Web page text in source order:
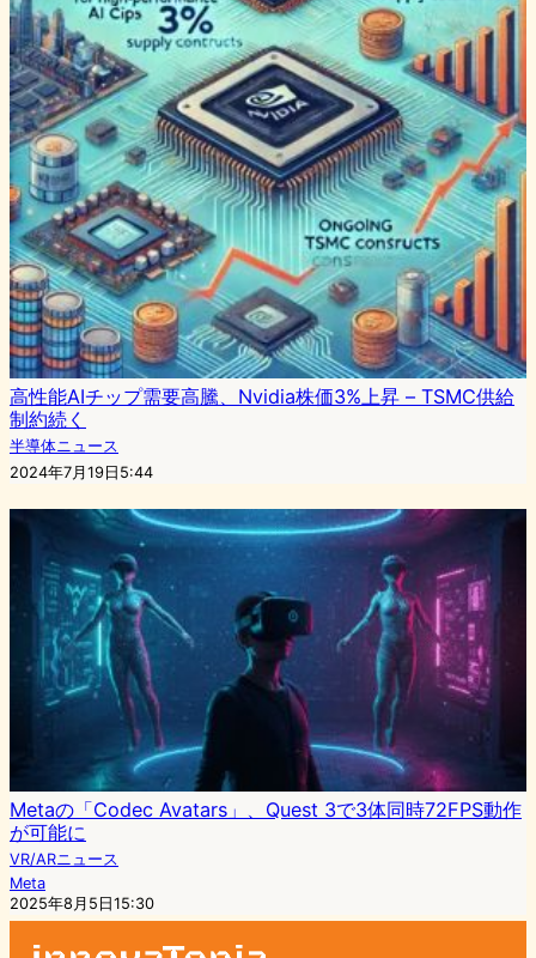
高性能AIチップ需要高騰、Nvidia株価3%上昇 – TSMC供給
制約続く
半導体ニュース
2024年7月19日5:44
Metaの「Codec Avatars」、Quest 3で3体同時72FPS動作
が可能に
VR/ARニュース
Meta
2025年8月5日15:30